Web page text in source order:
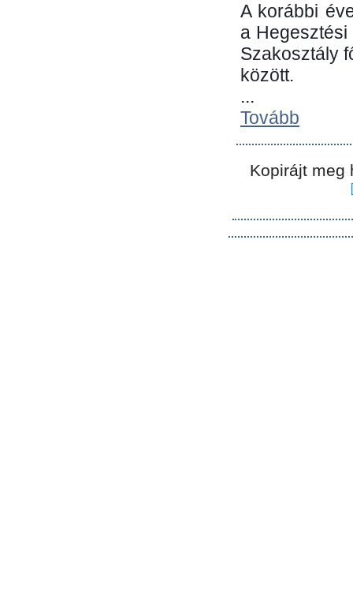
A korábbi
a
Szakosztály
között.
...
Tovább
Kopirájt meg